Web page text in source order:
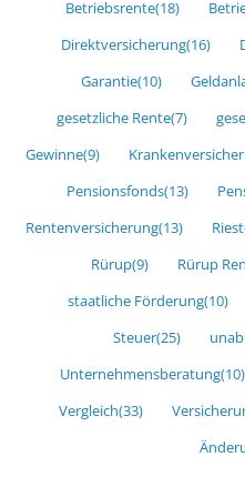
Betriebsrente(18)
Direktversicherung(16)
Garantie(10)
gesetzliche Rente(7)
Gewinne(9)
Pensionsfonds(13)
Rentenversicherung(13)
Rürup(9) Rürup
staatliche Förderung(10)
Steuer(25)
Unternehmensberatung(10)
Vergleich(33)